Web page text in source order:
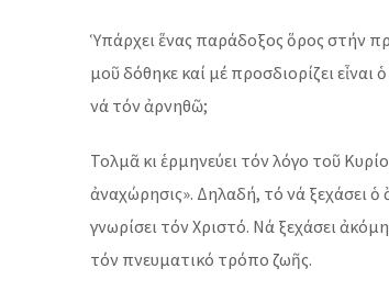
Ὑπάρχει ἕνας παράδοξος ὅρος στήν
μοῦ δόθηκε καί μέ προσδιορίζει
νά τόν ἀρνηθῶ;
Τολμᾶ κι ἑρμηνεύει τόν λόγο τοῦ
ἀναχώρησις». Δηλαδή, τό νά ξεχάσει
γνωρίσει τόν Χριστό. Νά ξεχάσει
τόν πνευματικό τρόπο ζωῆς.